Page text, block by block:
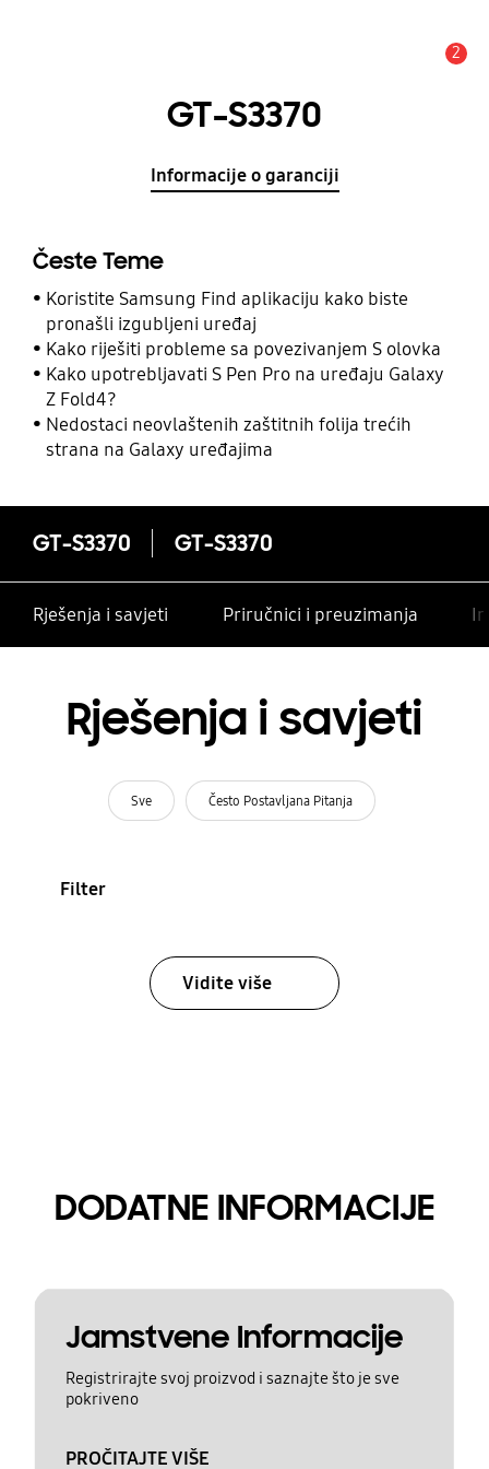
2
GT-S3370
Informacije o garanciji
Česte Teme
Koristite Samsung Find aplikaciju kako biste
pronašli izgubljeni uređaj
Kako riješiti probleme sa povezivanjem S olovka
Kako upotrebljavati S Pen Pro na uređaju Galaxy
Z Fold4?
Nedostaci neovlaštenih zaštitnih folija trećih
strana na Galaxy uređajima
GT-S3370 GT-S3370
Rješenja i savjeti Priručnici i preuzimanja
Rješenja i savjeti
Sve Često Postavljana Pitanja
Filter
Vidite više
DODATNE INFORMACIJE
Jamstvene Informacije
Registrirajte svoj proizvod i saznajte što je sve
pokriveno
PROČITAJTE VIŠE